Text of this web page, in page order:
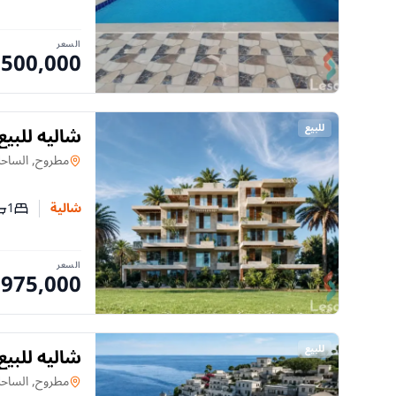
السعر
للبيع
الشمالي
شاليةفيمطروح,
شالية
عدد1
السعر
للبيع
وفيو
شاليةفيمطروح,